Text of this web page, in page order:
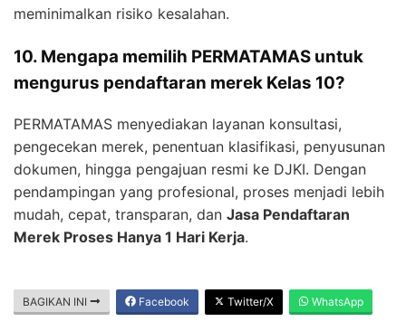
meminimalkan risiko kesalahan.
10. Mengapa memilih PERMATAMAS untuk
mengurus pendaftaran merek Kelas 10?
PERMATAMAS menyediakan layanan konsultasi,
pengecekan merek, penentuan klasifikasi, penyusunan
dokumen, hingga pengajuan resmi ke DJKI. Dengan
pendampingan yang profesional, proses menjadi lebih
mudah, cepat, transparan, dan Jasa Pendaftaran
Merek Proses Hanya 1 Hari Kerja.
BAGIKAN INI Facebook Twitter/X WhatsApp